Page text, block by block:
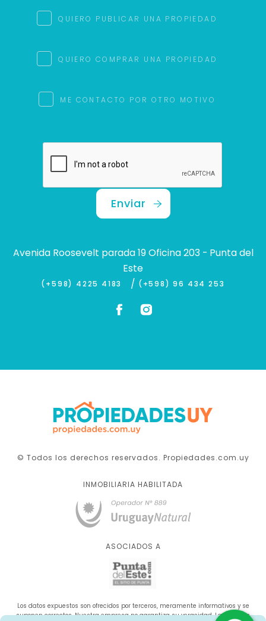
QUIERO PUBLICAR UNA PROPIEDAD
QUIERO COMPRAR UNA PROPIEDAD
ME CONTACTO POR OTRO MOTIVO
Enviar
Avenida Roosevelt parada 19 Oficina 203 - Punta del
Este
(+598) 4225 4183 / (+598) 96 434 253
© Todos los derechos reservados. Propiedades.com.uy
INMOBILIARIA HABILITADA
ASOCIADOS A
Los datos expuestos son ofrecidos por terceros, meramente informativos y se
suponen correctos. Nuestra empresa no garantiza su veracidad. La oferta se